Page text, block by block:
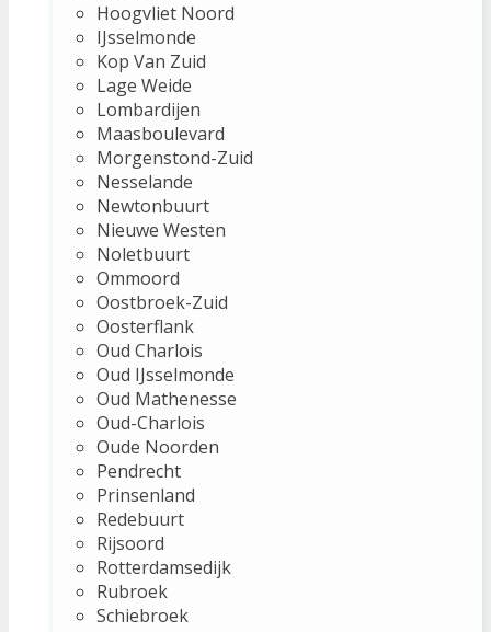
Hoogvliet Noord
IJsselmonde
Kop Van Zuid
Lage Weide
Lombardijen
Maasboulevard
Morgenstond-Zuid
Nesselande
Newtonbuurt
Nieuwe Westen
Noletbuurt
Ommoord
Oostbroek-Zuid
Oosterflank
Oud Charlois
Oud IJsselmonde
Oud Mathenesse
Oud-Charlois
Oude Noorden
Pendrecht
Prinsenland
Redebuurt
Rijsoord
Rotterdamsedijk
Rubroek
Schiebroek